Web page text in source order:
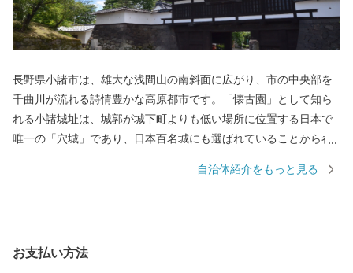
長野県小諸市は、雄大な浅間山の南斜面に広がり、市の中央部を
千曲川が流れる詩情豊かな高原都市です。「懐古園」として知ら
れる小諸城址は、城郭が城下町よりも低い場所に位置する日本で
唯一の「穴城」であり、日本百名城にも選ばれていることから春
の中心部には、北国街道の宿場町として栄えたまち並みや多くの
は、東京から約150km、車で約2時間半・電車で約1時間半とアク
自治体紹介をもっと見る
お支払い方法